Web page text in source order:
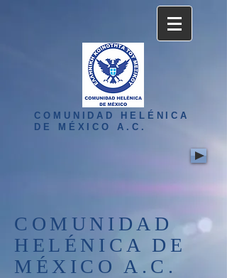
COMUNIDAD HELÉNICA
DE MÉXICO A.C.
COMUNIDAD
HELÉNICA DE
MÉXICO A.C.